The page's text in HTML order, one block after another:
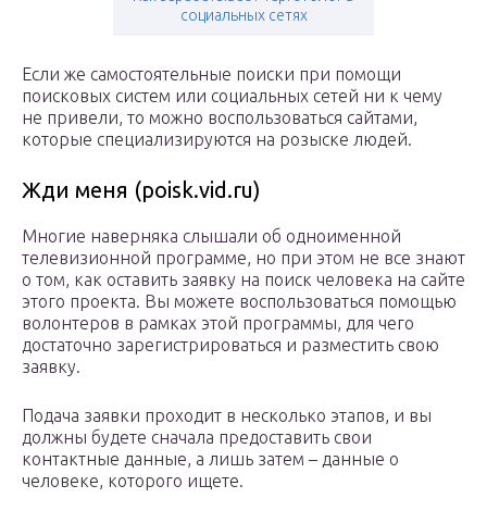
социальных сетях
Если же самостоятельные поиски при помощи
поисковых систем или социальных сетей ни к чему
не привели, то можно воспользоваться сайтами,
которые специализируются на розыске людей.
Жди меня (poisk.vid.ru)
Многие наверняка слышали об одноименной
телевизионной программе, но при этом не все знают
о том, как оставить заявку на поиск человека на сайте
этого проекта. Вы можете воспользоваться помощью
волонтеров в рамках этой программы, для чего
достаточно зарегистрироваться и разместить свою
заявку.
Подача заявки проходит в несколько этапов, и вы
должны будете сначала предоставить свои
контактные данные, а лишь затем – данные о
человеке, которого ищете.